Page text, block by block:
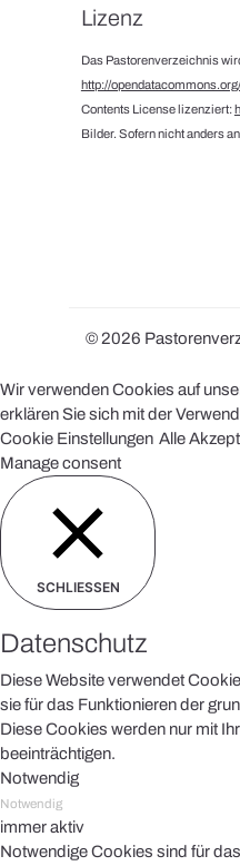
Lizenz
Das Pastorenverzeichnis
http://
Contents License lizenziert:
Bilder. Sofern nicht anders
© 2026
Wir verwenden Cookies auf
erklären Sie sich mit der
Cookie Einstellungen Alle
Manage consent
SCHLIESSEN
Datenschutz
Diese Website verwendet
sie für das Funktionieren der
Diese Cookies werden nur mit
beeinträchtigen.
Notwendig
Notwendig
immer aktiv
Notwendige Cookies sind für